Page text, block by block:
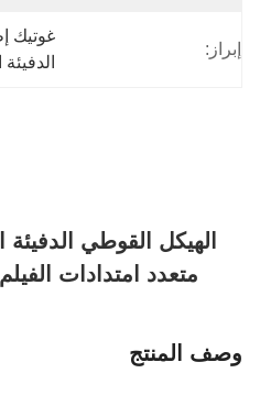
إبراز:
غوتيك
الهيكل القوطي
متعدد امتدادات
وصف المنتج